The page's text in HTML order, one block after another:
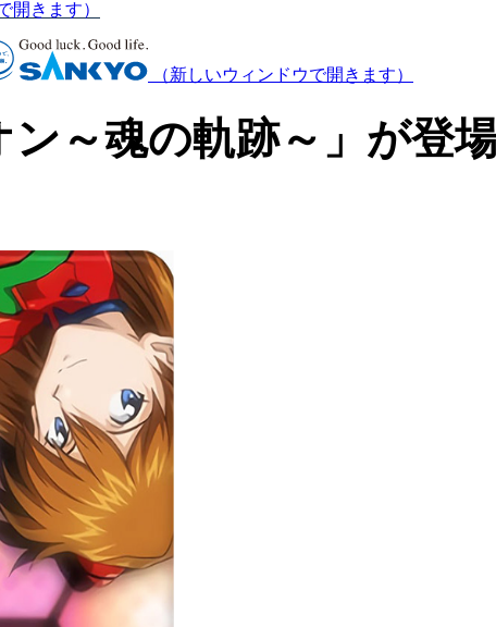
開きます）
（新しいウィンドウで開きます）
ン～魂の軌跡～」が登